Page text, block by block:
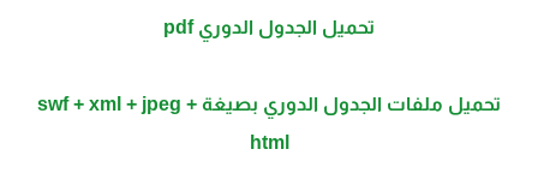
تحميل الجدول الدوري pdf
تحميل ملفات الجدول الدوري بصيغة swf + xml + jpeg +
html